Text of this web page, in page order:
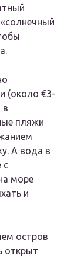
(около €3-
в
пляжи
А вода в
с
море
и
остров
открыт